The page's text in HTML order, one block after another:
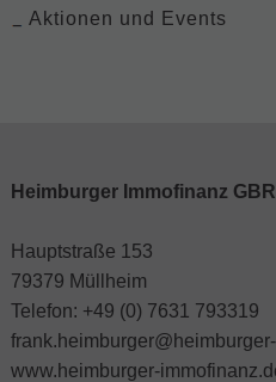
Aktionen und Events
Heimburger Immofinanz GBR
Hauptstraße 153
79379 Müllheim
Telefon: +49 (0) 7631 793319
www.heimburger-